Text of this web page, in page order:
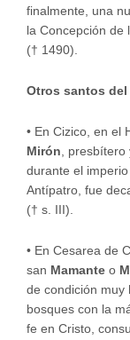
finalmente, una
la Concepción
(† 1490).
Otros santos del
• En Cizico, en el
Mirón, presbítero
durante el
Antípatro, fue
(† s. III).
• En Cesarea de
san Mamante o
de condición muy
bosques con la
fe en Cristo,